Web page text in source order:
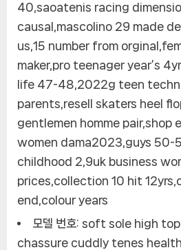
40,saoatenis racing
causal,mascolino 29 made
us,15 number from
maker,pro teenager year’s
life 47-48,2022g teen
parents,resell skaters heel
gentlemen homme
women dama2023,guys 50-
childhood 2,9uk business
prices,collection 10 hit
end,colour years
모델 번호: soft sole high top
chassure cuddly tenes